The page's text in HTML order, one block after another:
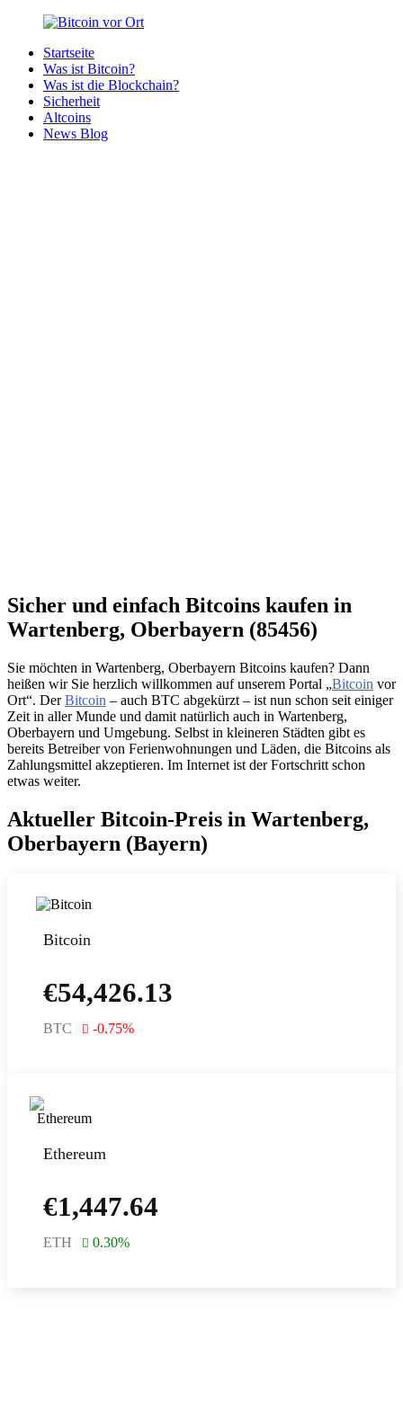
Zurück
Inhalt
Bitcoin
Bitcoins
deiner
Region
Startseite
Was ist Bitcoin?
Was ist die Blockchain?
Sicherheit
Altcoins
News Blog
Sicher und einfach Bitcoins kaufen in
Wartenberg, Oberbayern (85456)
Sie möchten in Wartenberg, Oberbayern Bitcoins kaufen? Dann
heißen wir Sie herzlich willkommen auf unserem Portal „Bitcoin vor
Ort“. DerBitcoin – auch BTC abgekürzt – ist nun schon seit einiger
Zeit in aller Munde und damit natürlich auch in Wartenberg,
Oberbayern und Umgebung. Selbst in kleineren Städten gibt es
bereits Betreiber von Ferienwohnungen und Läden, die Bitcoins als
Zahlungsmittel akzeptieren. Im Internet ist der Fortschritt schon
etwas weiter.
Aktueller Bitcoin-Preis in Wartenberg,
Oberbayern (Bayern)
Bitcoin
€54,426.13
BTC -0.75%
Ethereum
€1,447.64
ETH 0.30%